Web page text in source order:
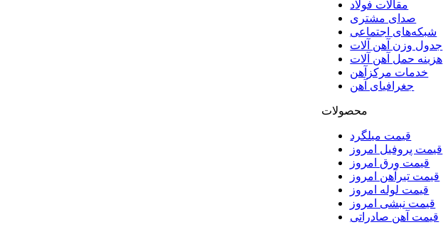
مقالات فولاد
صدای مشتری
شبکه‌های اجتماعی
جدول وزن آهن آلات
هزینه حمل آهن آلات
خدمات مرکزآهن
جغرافیای آهن
محصولات
قیمت میلگرد
قیمت پروفیل امروز
قیمت ورق امروز
قیمت تیرآهن امروز
قیمت لوله امروز
قیمت نبشی امروز
قیمت آهن صادراتی